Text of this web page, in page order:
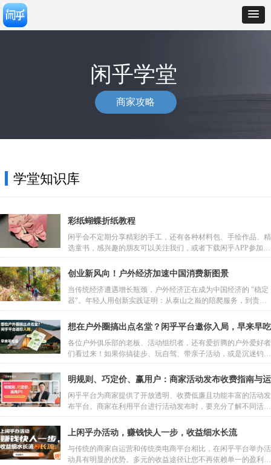
闲乎学堂
商家攻略
学堂知识库
彩纸蝴蝶折纸教程
闲乎会不定期分享精彩的手工，还有各种材料包、手绘作品、精
选童书，感兴趣的朋友可以关注我们，或者下载闲乎APP参加更
多手作活动。
创业新风向！户外经济加速中国消费新图景
当传统经济遭遇增长瓶颈，户外经济正在成为中国经济的 "稳定
器"。年轻人用创新实践证明：从泰山之巅的陪爬服务，到贵州
山地的探险旅游，再到数字平台的生态构建，户外创业正在重构
人、自然、商业的关系。这不仅是一场经济突围战，更是一次关
于生活方式的革命 —— 在钢筋森林中迷失的现代人，正在户外
找到新的价值坐标。
想在户外圈搞出点名堂？闲乎平台邀你入局，早来早吃
香
各位户外俱乐部的老板、活动组织者，还有爱折腾的户外爱好者
们看过来！如果你搞徒步、玩自驾、带亲子活动，或是沉迷钓
鱼、摩旅、露营、骑行…… 现在有个超适合咱们的平台 ——闲
乎，正张开怀抱等你加入！为啥说现在是入坑的最佳时机？看完
这篇你就懂了！
明规则、巧定价、赢用户：商家活动发布收费指南与运
营策略培训
闲乎平台为商家提供了开放透明、收费低廉且功能丰富的活动发
布平台。商家在利用平台进行活动发布时，要充分了解不同活动
类型的收费规则，合理制定活动价格，做好私域用户运营，严格
遵守平台规则，不断优化活动内容和服务。相信通过合理利用平
台规则，各位商家能够在闲乎平台上实现更多的收益，为用户提
供更好的服务体验，共同推动户外经济和特色文旅活动的发展。
上闲乎办活动，赚钱快人一步，收益细水长流
与传统的商家自运营和传统类电商平台相比，在闲乎平台举办活
动具有明显的优势。多元的收益途径让您不再依赖单一的盈利模